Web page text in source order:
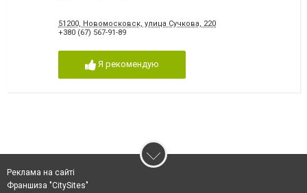
51200, Новомосковск, улица Сучкова, 220
+380 (67) 567-91-89
Я рекомендую
Реклама на сайті
Франшиза "CitySites"